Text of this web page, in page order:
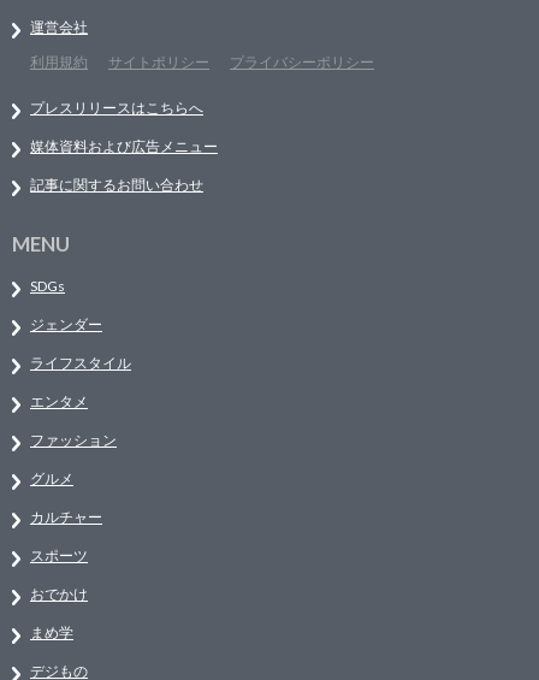
運営会社
利用規約
サイトポリシー プライバシーポリシー
プレスリリースはこちらへ
媒体資料および広告メニュー
記事に関するお問い合わせ
MENU
SDGs
ジェンダー
ライフスタイル
エンタメ
ファッション
グルメ
カルチャー
スポーツ
おでかけ
まめ学
デジもの